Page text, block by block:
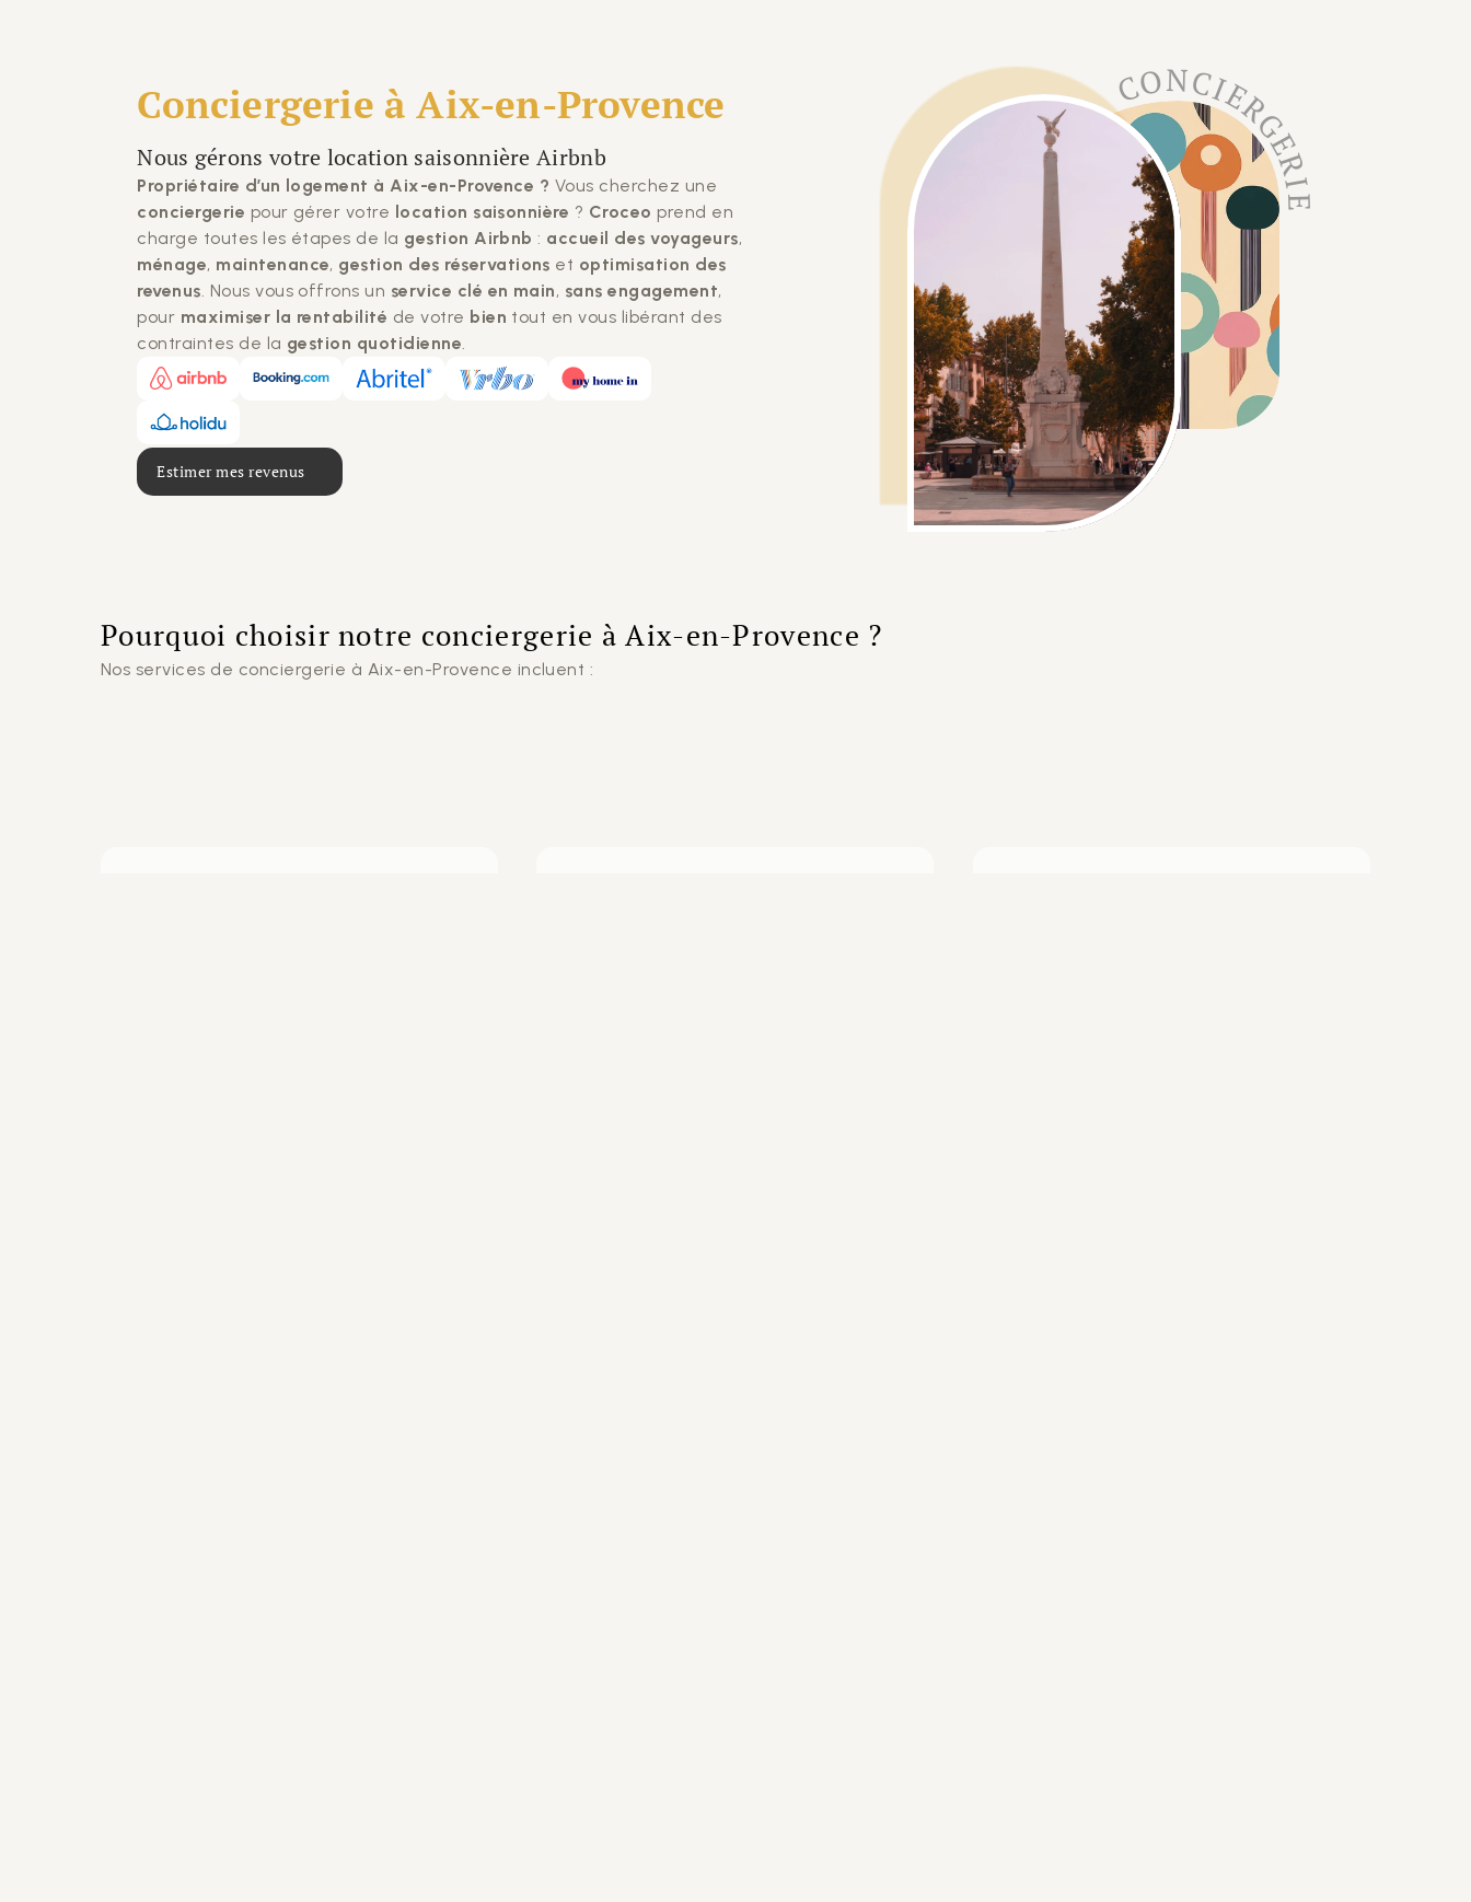
Conciergerie àAix-en-Provence
Nous gérons votre location saisonnière Airbnb
Propriétaire d’un logement à Aix-en-Provence ? Vous cherchez une
conciergerie pour gérer votre location saisonnière ? Croceo prend en
charge toutes les étapes de la gestion Airbnb : accueil des voyageurs,
ménage, maintenance, gestion des réservations et optimisation des
revenus . Nous vous offrons un service clé en main, sans engagement,
pour maximiser la rentabilité de votre bien tout en vous libérant des
contraintes de la gestion quotidienne
Estimer mes revenus
CONCIERGERIE
Pourquoi choisir notre conciergerie à Aix-en-Provence ?
Nos services de conciergerie à Aix-en-Provence incluent :